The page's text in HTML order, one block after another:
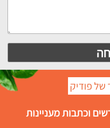
של פודיק
וכתבות מעניינות